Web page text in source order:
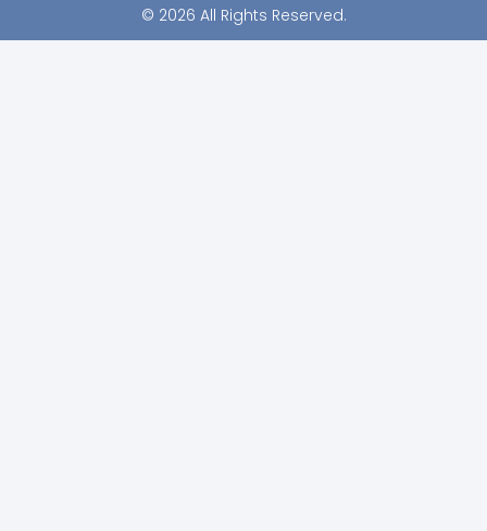
© 2026 All Rights Reserved.